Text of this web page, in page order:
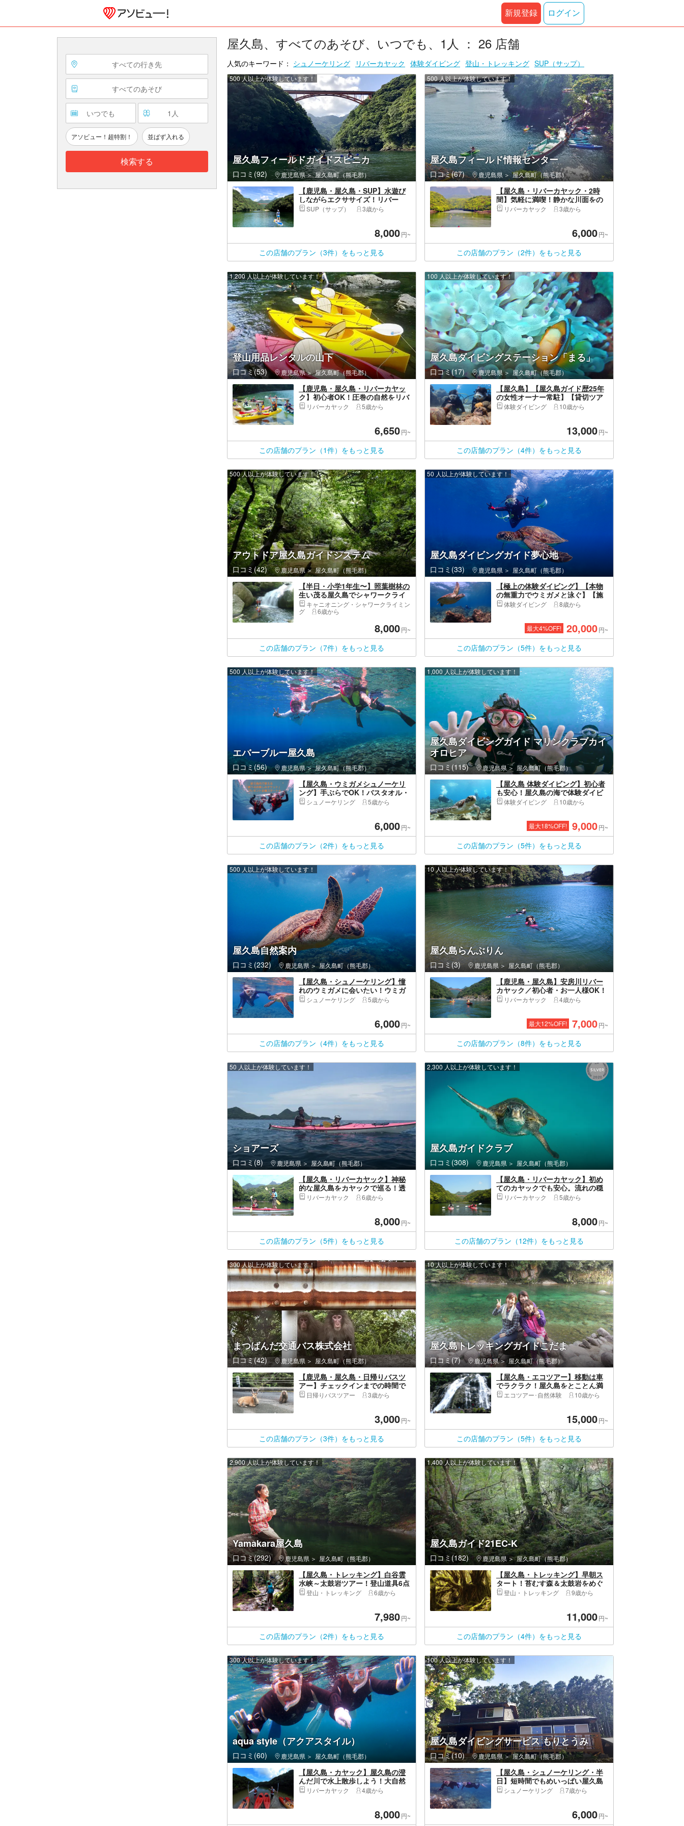
新規登録 ログイン
すべての行き先
すべてのあそび
いつでも 1 人
アソビュー！超特割！ 並ばず入れる
検索する
屋久島、すべてのあそび、いつでも、1人 ： 26 店舗
人気のキーワード： シュノーケリング リバーカヤック 体験ダイビング 登山・トレッキング SUP（サップ）
屋久島フィールドガイドスピニカ
口コミ(92) 鹿児島県 屋久島町（熊毛郡）
500 人以上が体験しています！
【鹿児島・屋久島・SUP】水遊び
しながらエクササイズ！リバー
SUPを楽しもう
SUP（サップ） 3歳から
8,000円~
この店舗のプラン（3件）をもっと見る
屋久島フィールド情報センター
口コミ(67) 鹿児島県 屋久島町（熊毛郡）
500 人以上が体験しています！
【屋久島・リバーカヤック・2時
間】気軽に満喫！静かな川面をの
んびりくだろう！安房川カヤッ
リバーカヤック 3歳から
6,000円~
この店舗のプラン（2件）をもっと見る
登山用品レンタルの山下
口コミ(53) 鹿児島県 屋久島町（熊毛郡）
1,200 人以上が体験しています！
【鹿児島・屋久島・リバーカヤッ
ク】初心者OK！圧巻の自然をリバ
ーカヤックで渡ろう（半日コー
リバーカヤック 5歳から
6,650円~
この店舗のプラン（1件）をもっと見る
屋久島ダイビングステーション「まる」
口コミ(17) 鹿児島県 屋久島町（熊毛郡）
100 人以上が体験しています！
【屋久島】【屋久島ガイド歴25年
の女性オーナー常駐】【貸切ツア
ーに変更可！】【お子様連れのご
体験ダイビング 10歳から
13,000円~
この店舗のプラン（4件）をもっと見る
アウトドア屋久島ガイドシステム
口コミ(42) 鹿児島県 屋久島町（熊毛郡）
500 人以上が体験しています！
【半日・小学1年生〜】照葉樹林の
生い茂る屋久島でシャワークライ
ミング！
キャニオニング・シャワークライミン
グ
6歳から
8,000円~
この店舗のプラン（7件）をもっと見る
屋久島ダイビングガイド夢心地
口コミ(33) 鹿児島県 屋久島町（熊毛郡）
50 人以上が体験しています！
【極上の体験ダイビング】【本物
の無重力でウミガメと泳ぐ】【施
設ご利用プラン】【時間無制限の1
ダイブ】【泳げない・自信なくて
も楽しい】《屋久島ダイビングガ
イド夢心地》
体験ダイビング 8歳から
最大4%OFF! 20,000円~
この店舗のプラン（5件）をもっと見る
エバーブルー屋久島
口コミ(56) 鹿児島県 屋久島町（熊毛郡）
500 人以上が体験しています！
【屋久島・ウミガメシュノーケリ
ング】手ぶらでOK！バスタオル・
水着も無料貸出有り！ウミガメ探
参加・ファミリー・仲間・社員旅
行に☆
シュノーケリング 5歳から
6,000円~
この店舗のプラン（2件）をもっと見る
屋久島ダイビングガイド マリンクラブカイ
オロヒア
口コミ(115) 鹿児島県 屋久島町（熊毛郡）
1,000 人以上が体験しています！
【屋久島 体験ダイビング】初心者
も安心！屋久島の海で体験ダイビ
ング（動画プレゼント付き）
体験ダイビング 10歳から
最大18%OFF! 9,000円~
この店舗のプラン（5件）をもっと見る
屋久島自然案内
口コミ(232) 鹿児島県 屋久島町（熊毛郡）
500 人以上が体験しています！
【屋久島・シュノーケリング】憧
れのウミガメに会いたい！ウミガ
メと泳ぐシュノーケリングツア
シュノーケリング 5歳から
6,000円~
この店舗のプラン（4件）をもっと見る
屋久島らんぶりん
口コミ(3) 鹿児島県 屋久島町（熊毛郡）
10 人以上が体験しています！
【鹿児島・屋久島】安房川リバー
カヤック／初心者・お一人様OK！
半日コース（午前／午後）
リバーカヤック 4歳から
最大12%OFF! 7,000円~
この店舗のプラン（8件）をもっと見る
ショアーズ
口コミ(8) 鹿児島県 屋久島町（熊毛郡）
50 人以上が体験しています！
【屋久島・リバーカヤック】神秘
的な屋久島をカヤックで巡る！透
き通る水と亜熱帯植物が魅力（半
リバーカヤック 6歳から
8,000円~
この店舗のプラン（5件）をもっと見る
屋久島ガイドクラブ
口コミ(308) 鹿児島県 屋久島町（熊毛郡）
2,300 人以上が体験しています！
【屋久島・リバーカヤック】初め
てのカヤックでも安心。流れの穏
やかな安房川で水上散歩｜ベテラ
リバーカヤック 5歳から
8,000円~
この店舗のプラン（12件）をもっと見る
まつばんだ交通バス株式会社
口コミ(42) 鹿児島県 屋久島町（熊毛郡）
300 人以上が体験しています！
【鹿児島・屋久島・日帰りバスツ
アー】チェックインまでの時間で
観光！午後半日コース
日帰りバスツアー 3歳から
3,000円~
この店舗のプラン（3件）をもっと見る
屋久島トレッキングガイドこだま
口コミ(7) 鹿児島県 屋久島町（熊毛郡）
10 人以上が体験しています！
【屋久島・エコツアー】移動は車
でラクラク！屋久島をとことん満
喫する島内観光ツアー
エコツアー･自然体験 10歳から
15,000円~
この店舗のプラン（5件）をもっと見る
Yamakara屋久島
口コミ(292) 鹿児島県 屋久島町（熊毛郡）
2,900 人以上が体験しています！
【屋久島・トレッキング】白谷雲
水峡～太鼓岩ツアー！登山道具6点
無料レンタル付き
登山・トレッキング 6歳から
7,980円~
この店舗のプラン（2件）をもっと見る
屋久島ガイド21EC-K
口コミ(182) 鹿児島県 屋久島町（熊毛郡）
1,400 人以上が体験しています！
【屋久島・トレッキング】早朝ス
タート！苔むす森＆太鼓岩をめぐ
る、白谷雲水峡ツアー
登山・トレッキング 9歳から
11,000円~
この店舗のプラン（4件）をもっと見る
aqua style（アクアスタイル）
口コミ(60) 鹿児島県 屋久島町（熊毛郡）
300 人以上が体験しています！
【屋久島・カヤック】屋久島の澄
んだ川で水上散歩しよう！大自然
堪能リバーカヤックツアー 360度
リバーカヤック 4歳から
8,000円~
屋久島ダイビングサービス もりとうみ
口コミ(10) 鹿児島県 屋久島町（熊毛郡）
100 人以上が体験しています！
【屋久島・シュノーケリング・半
日】短時間でもめいっぱい屋久島
の海を楽しめるプラン
シュノーケリング 7歳から
6,000円~